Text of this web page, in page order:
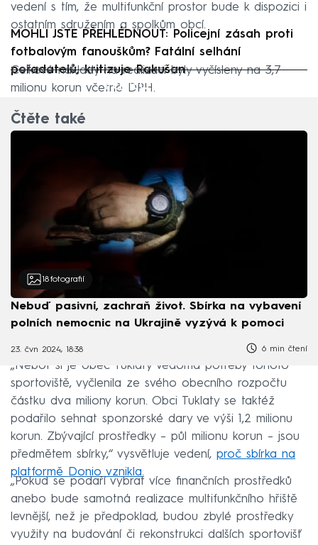
vedení s tím, že multifunkční prostor bude k dispozici i
ostatním sdružením a spolkům obcí.
MOHLI JSTE PŘEHLÉDNOUT: Policejní zásah proti
fotbalovým fanouškům? Fatální selhání
pořadatelů, kritizuje Rakušan
Failed to fetch
Celkové náklady na realizaci byly vyčísleny na 3,7
milionu korun včetně DPH.
Čtěte také
18 fotografií
Nebuď pasivní, zachraň život. Sbírka na vybavení
polních nemocnic na Ukrajině vyzývá k pomoci
23. čvn 2024, 18:38 6 min čtení
„Neboť si je obec Tuklaty vědoma potřeby tohoto
sportoviště, vyčlenila ze svého obecního rozpočtu
částku dva miliony korun. Obci Tuklaty se taktéž
podařilo sehnat sponzorské dary ve výši 1,2 milionu
korun. Zbývající prostředky – půl milionu korun – jsou
předmětem sbírky,“ vysvětluje vedení, proč sbírka na
platformě Donio vznikla.
„Pokud se podaří vybrat více finančních prostředků
anebo bude samotná realizace multifunkčního hřiště
levnější, než je předpoklad, budou zbylé prostředky
využity na budování či rekonstrukci dalších sportovišť